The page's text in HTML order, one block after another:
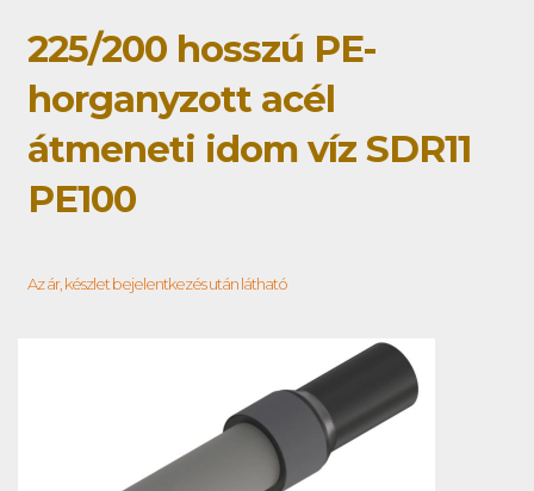
225/200 hosszú PE-
horganyzott acél
átmeneti idom víz SDR11
PE100
Az ár, készlet bejelentkezés után látható